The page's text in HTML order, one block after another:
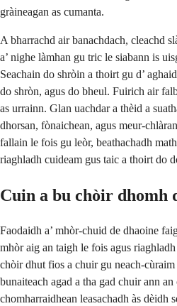
gràineagan as cumanta.
A bharrachd air banachdach, cleachd
a’ nighe làmhan gu tric le siabann is
Seachain do shròin a thoirt gu d’
do shròn, agus do bheul. Fuirich air
as urrainn. Glan uachdar a thèid a
dhorsan, fònaichean, agus meur-
fallain le fois gu leòr, beathachadh
riaghladh cuideam gus taic a thoirt do
Cuin a bu chòir dhomh
Faodaidh a’ mhòr-chuid de dhaoine
mhòr aig an taigh le fois agus
chòir dhut fios a chuir gu neach-
bunaiteach agad a tha gad chuir ann
chomharraidhean leasachadh às dèidh